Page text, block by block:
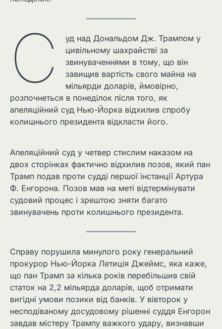
С
уд над Дональдом Дж. Трампом у
цивільному шахрайстві за
звинуваченнями в тому, що він
завищив вартість свого майна на
мільярди доларів, ймовірно,
розпочнеться в понеділок після того, як
апеляційний суд Нью-Йорка відхилив спробу
колишнього президента відкласти його.
Апеляційний суд у четвер стислим наказом на
двох сторінках фактично відхилив позов, який пан
Трамп подав проти судді першої інстанції Артура
Ф. Енгорона. Позов мав на меті відтермінувати
судовий процес і зрештою зняти багато
звинувачень проти колишнього президента.
Справу порушила минулого року генеральний
прокурор Нью-Йорка Летиція Джеймс, яка каже,
що пан Трамп за кілька років перебільшив свій
статок на 2,2 мільярда доларів, щоб отримати
вигідні умови позики від банків. У вівторок у
несподіваному досудовому рішенні суддя Енгорон
завдав містеру Трампу важкого удару, визнавши